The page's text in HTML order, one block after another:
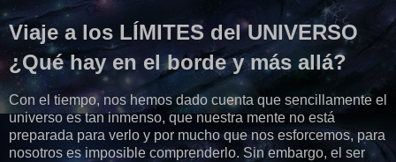
Viaje a los LÍMITES del UNIVERSO
¿Qué hay en el borde y más allá?
Con el tiempo, nos hemos dado cuenta que sencillamente el
universo es tan inmenso, que nuestra mente no está
preparada para verlo y por mucho que nos esforcemos, para
nosotros es imposible comprenderlo. Sin embargo, el ser